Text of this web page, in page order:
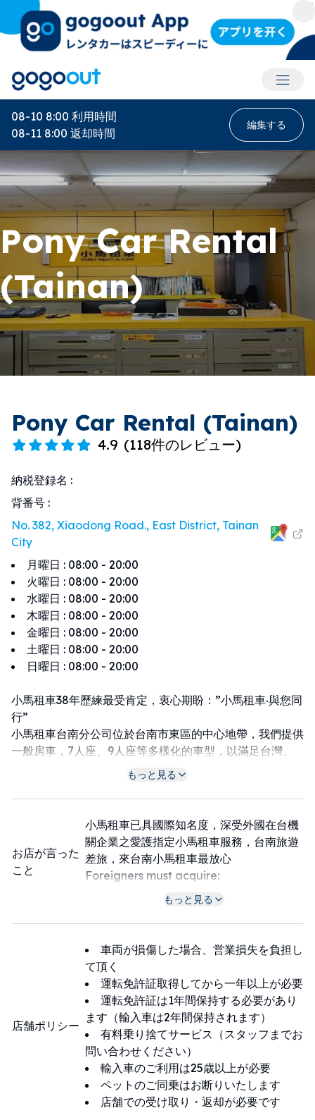
アカウ
08-10 8:00 利用時間
08-11 8:00 返却時間
編集する
Pony Car Rental
(Tainan)
Pony Car Rental (Tainan)
4.9 (118件のレビュー)
納税登録名 :
背番号 :
No. 382, Xiaodong Road., East District, Tainan
City
月曜日 : 08:00 - 20:00
火曜日 : 08:00 - 20:00
水曜日 : 08:00 - 20:00
木曜日 : 08:00 - 20:00
金曜日 : 08:00 - 20:00
土曜日 : 08:00 - 20:00
日曜日 : 08:00 - 20:00
小馬租車38年歷練最受肯定，衷心期盼：”小馬租車‧與您同
行”
小馬租車台南分公司位於台南市東區的中心地帶，我們提供
一般房車，7人座、9人座等多樣化的車型，以滿足台灣、
國際旅客不同的租車需求。
感謝您選擇小馬租車，讓我們成為您從台南市東區出發的可
靠租車夥伴。期待在未來的旅途中，為您帶來更多美好的回
租車店家周圍地區：台南火車站 2.4公里｜國立成功大學
2.1公里｜大東夜市 2.8公里
もっと見る
お店が言った
こと
小馬租車已具國際知名度，深受外國在台機
關企業之愛護指定小馬租車服務，台南旅遊
差旅，來台南小馬租車最放心
Foreigners must acquire:
2. International Driving Permit (IDP),
3. Physical driver's license from origin
country or region,
4. Your IDP & driver's license must be
reciprocal to Taiwan,
5. If you're already staying in Taiwan
for over a month, you'll also need to
register your IDP at Department of
Motor Vehicles of Taiwan,
6. Credit card,
7. If you have both resident certificate
and license of Taiwan, then point 1 to
point 5 are not necessary.
もっと見る
店舗ポリシー
車両が損傷した場合、営業損失を負担し
て頂く
運転免許証取得してから一年以上が必要
運転免許証は1年間保持する必要があり
ます（輸入車は2年間保持されます）
有料乗り捨てサービス（スタッフまでお
問い合わせください）
輸入車のご利用は25歳以上が必要
ペットのご同乗はお断りいたします
店舗での受け取り・返却が必要です